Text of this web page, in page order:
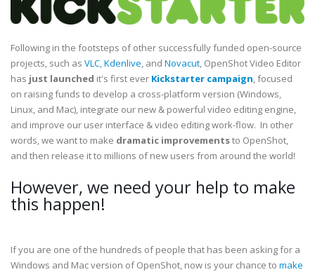
Following in the footsteps of other successfully funded open-source
projects, such as VLC,Kdenlive, and Novacut, OpenShot Video Editor
has just launched it's first ever Kickstarter campaign, focused
on raising funds to develop a cross-platform version (Windows,
Linux, and Mac), integrate our new & powerful video editing engine,
and improve our user interface & video editing work-flow. In other
words, we want to make dramatic improvementsto OpenShot,
and then release it to millions of new users from around the world!
However, we need your help to make
this happen!
If you are one of the hundreds of people that has been asking for a
Windows and Mac version of OpenShot, now is your chance to make